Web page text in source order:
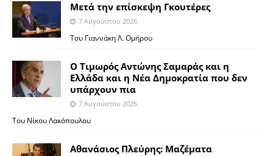
Μετά την επίσκεψη Γκουτέρες
7 Αυγούστου 2026
Του Γιαννάκη Λ. Ομήρου
Ο Τιμωρός Αντώνης Σαμαράς και η
Ελλάδα και η Νέα Δημοκρατία που δεν
υπάρχουν πια
7 Αυγούστου 2026
Του Νίκου Λακόπουλου
Αθανάσιος Πλεύρης: Μαζέματα